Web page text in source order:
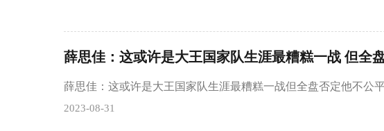
薛思佳：这或许是大王国家队生涯最糟糕一战 但全
薛思佳：这或许是大王国家队生涯最糟糕一战但全盘否定他不公
2023-08-31